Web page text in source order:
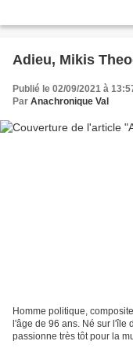
Adieu, Mikis
Publié le 02/09/2021 à
Par Anachronique Val
Homme politique,
l'âge de 96 ans. Né sur l'île
passionne très tôt pour la